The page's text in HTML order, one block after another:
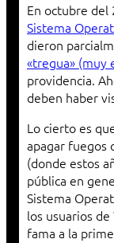
En octubre del
Sistema
dieron
«tregua» (muy
providencia.
deben haber
Lo cierto es
apagar fuegos
(donde estos
pública en
Sistema
los usuarios
fama a la